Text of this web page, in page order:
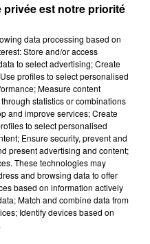
est notre priorité
data processing based on
Store and/or access
to select advertising; Create
profiles to select personalised
Measure content
statistics or combinations
and improve services; Create
to select personalised
Ensure security, prevent and
present advertising and content;
These technologies may
and browsing data to offer
based on information actively
Match and combine data from
Identify devices based on